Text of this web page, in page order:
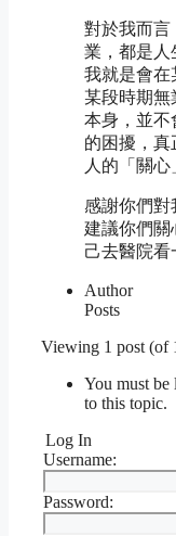
對於我而言
業，都是人
我就是會在
某段時期無
本身，並不
的困擾，真
人的「關心
感謝你們對
建議你們關
己去醫院看
Author
Posts
Viewing 1 post (of
You must
to this topic.
Log In
Username:
Password: